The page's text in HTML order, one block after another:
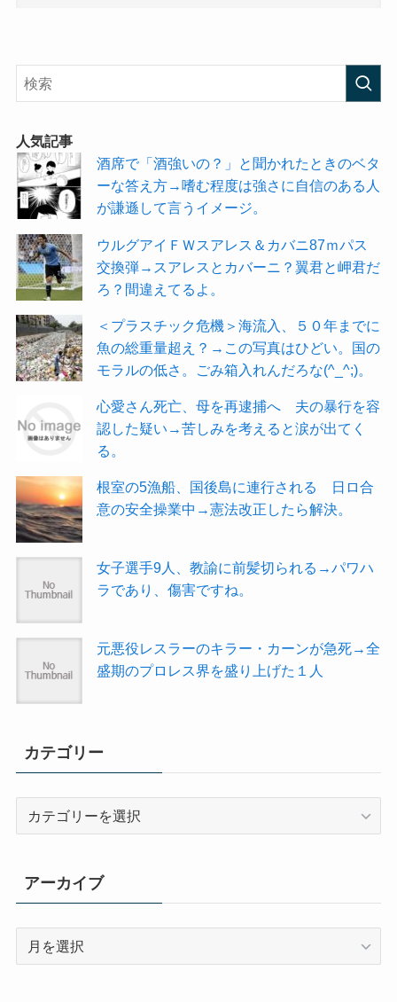
人気記事
酒席で「酒強いの？」と聞かれたときのベタ
ーな答え方→嗜む程度は強さに自信のある人
が謙遜して言うイメージ。
ウルグアイＦＷスアレス＆カバニ87ｍパス
交換弾→スアレスとカバーニ？翼君と岬君だ
ろ？間違えてるよ。
＜プラスチック危機＞海流入、５０年までに
魚の総重量超え？→この写真はひどい。国の
モラルの低さ。ごみ箱入れんだろな(^_^;)。
心愛さん死亡、母を再逮捕へ 夫の暴行を容
認した疑い→苦しみを考えると涙が出てく
る。
根室の5漁船、国後島に連行される 日ロ合
意の安全操業中→憲法改正したら解決。
女子選手9人、教諭に前髪切られる→パワハ
ラであり、傷害ですね。
元悪役レスラーのキラー・カーンが急死→全
盛期のプロレス界を盛り上げた１人
カテゴリー
リ
ー
アーカイブ